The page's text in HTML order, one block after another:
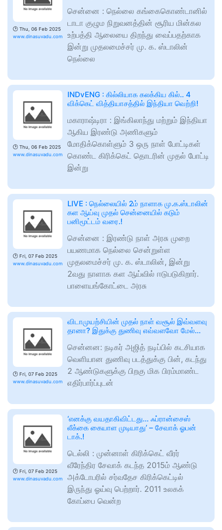
🕑 Thu, 06 Feb 2025
www.dinasuvadu.com
சென்னை : நெல்லை கங்கைகொண்டானில்
டாடா குழும நிறுவனத்தின் சூரிய மின்கல
உற்பத்தி ஆலையை திறந்து வைப்பதற்காக
இன்று முதலமைச்சர் மு. க. ஸ்டாலின்
நெல்லை
🕑 Thu, 06 Feb 2025
www.dinasuvadu.com
INDvENG : கில்லியாக கலக்கிய கில்.. 4
விக்கெட் வித்தியாசத்தில் இந்தியா வெற்றி!
மகாராஷ்டிரா : இங்கிலாந்து மற்றும் இந்தியா
ஆகிய இரண்டு அணிகளும்
மோதிக்கொள்ளும் 3 ஒரு நாள் போட்டிகள்
கொண்ட கிரிக்கெட் தொடரின் முதல் போட்டி
இன்று
🕑 Fri, 07 Feb 2025
www.dinasuvadu.com
LIVE : நெல்லையில் 2ம் நாளாக மு.க.ஸ்டாலின்
கள ஆய்வு முதல் சென்னையில் கடும்
பனிமூட்டம் வரை.!
சென்னை : இரண்டு நாள் அரசு முறை
பயணமாக நெல்லை சென்றுள்ள
முதலமைச்சர் மு. க. ஸ்டாலின், இன்று
2வது நாளாக கள ஆய்வில் ஈடுபடுகிறார்.
பாளையங்கோட்டை அரசு
🕑 Fri, 07 Feb 2025
www.dinasuvadu.com
விடாமுயற்சியின் முதல் நாள் வசூல் இவ்வளவு
தானா? இதுக்கு துணிவு எவ்வளவோ மேல்…
சென்னன: நடிகர் அஜித் நடிப்பில் கடசியாக
வெளியான துணிவு படத்துக்கு பின், கடந்து
2 ஆண்டுகளுக்கு பிறகு மிக பிரம்மாண்ட
எதிர்பார்ப்புடன்
🕑 Fri, 07 Feb 2025
www.dinasuvadu.com
‘எனக்கு வயதாகிவிட்டது… ஃப்ரான்சைஸ்
லீக்கை கையாள முடியாது’ – சேவாக் ஓபன்
டாக்.!
டெல்லி : முன்னாள் கிரிக்கெட் வீரர்
வீரேந்திர சேவாக் கடந்த 2015ம் ஆண்டு
அக்டோபரில் சர்வதேச கிரிக்கெட்டில்
இருந்து ஓய்வு பெற்றார். 2011 உலகக்
கோப்பை வென்ற